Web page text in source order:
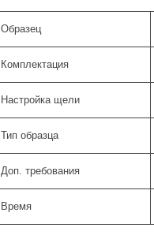
Образец
Комплектация
Настройка щели
Тип образца
Доп. требования
Время